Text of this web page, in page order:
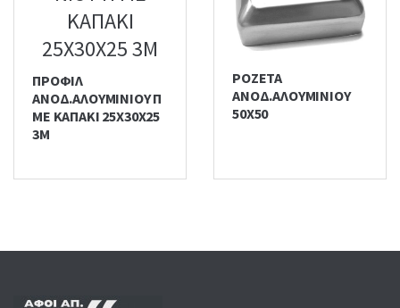
ΠΡΟΦΙΛ
ΑΝΟΔ.ΑΛΟΥΜΙΝΙΟΥ Π
ΜΕ ΚΑΠΑΚΙ 25Χ30Χ25
3Μ
ΡΟΖΕΤΑ
ΑΝΟΔ.ΑΛΟΥΜΙΝΙΟΥ
50Χ50